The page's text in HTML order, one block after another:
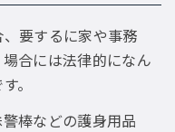
要するに家や事務
合には法律的になん
。
棒などの護身用品